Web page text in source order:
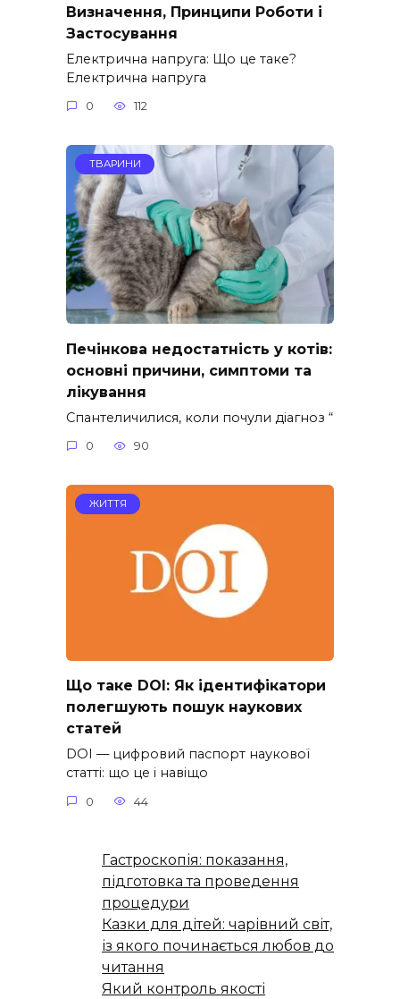
Визначення, Принципи Роботи і
Застосування
Електрична напруга: Що це таке?
Електрична напруга
0 112
ТВАРИНИ
Печінкова недостатність у котів:
основні причини, симптоми та
лікування
Спантеличилися, коли почули діагноз “
0 90
ЖИТТЯ
Що таке DOI: Як ідентифікатори
полегшують пошук наукових
статей
DOI — цифровий паспорт наукової
статті: що це і навіщо
0 44
Гастроскопія: показання,
підготовка та проведення
процедури
Казки для дітей: чарівний світ,
із якого починається любов до
читання
Який контроль якості